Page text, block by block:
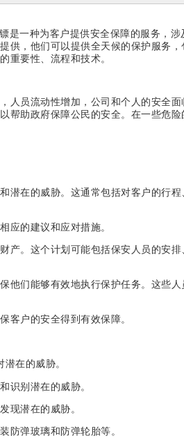
一种为客户提供安全保障的服务，涉
供，他们可以提供全天候的保护服务，
重要性、流程和技术。
人员流动性增加，公司和个人的安全面
帮助政府保障公民的安全。在一些危险
在的威胁。这通常包括对客户的行程
应的建议和应对措施。
产。这个计划可能包括保安人员的安排
他们能够有效地执行保护任务。这些人
客户的安全得到有效保障。
在的威胁。
识别潜在的威胁。
现潜在的威胁。
防弹玻璃和防弹轮胎等。